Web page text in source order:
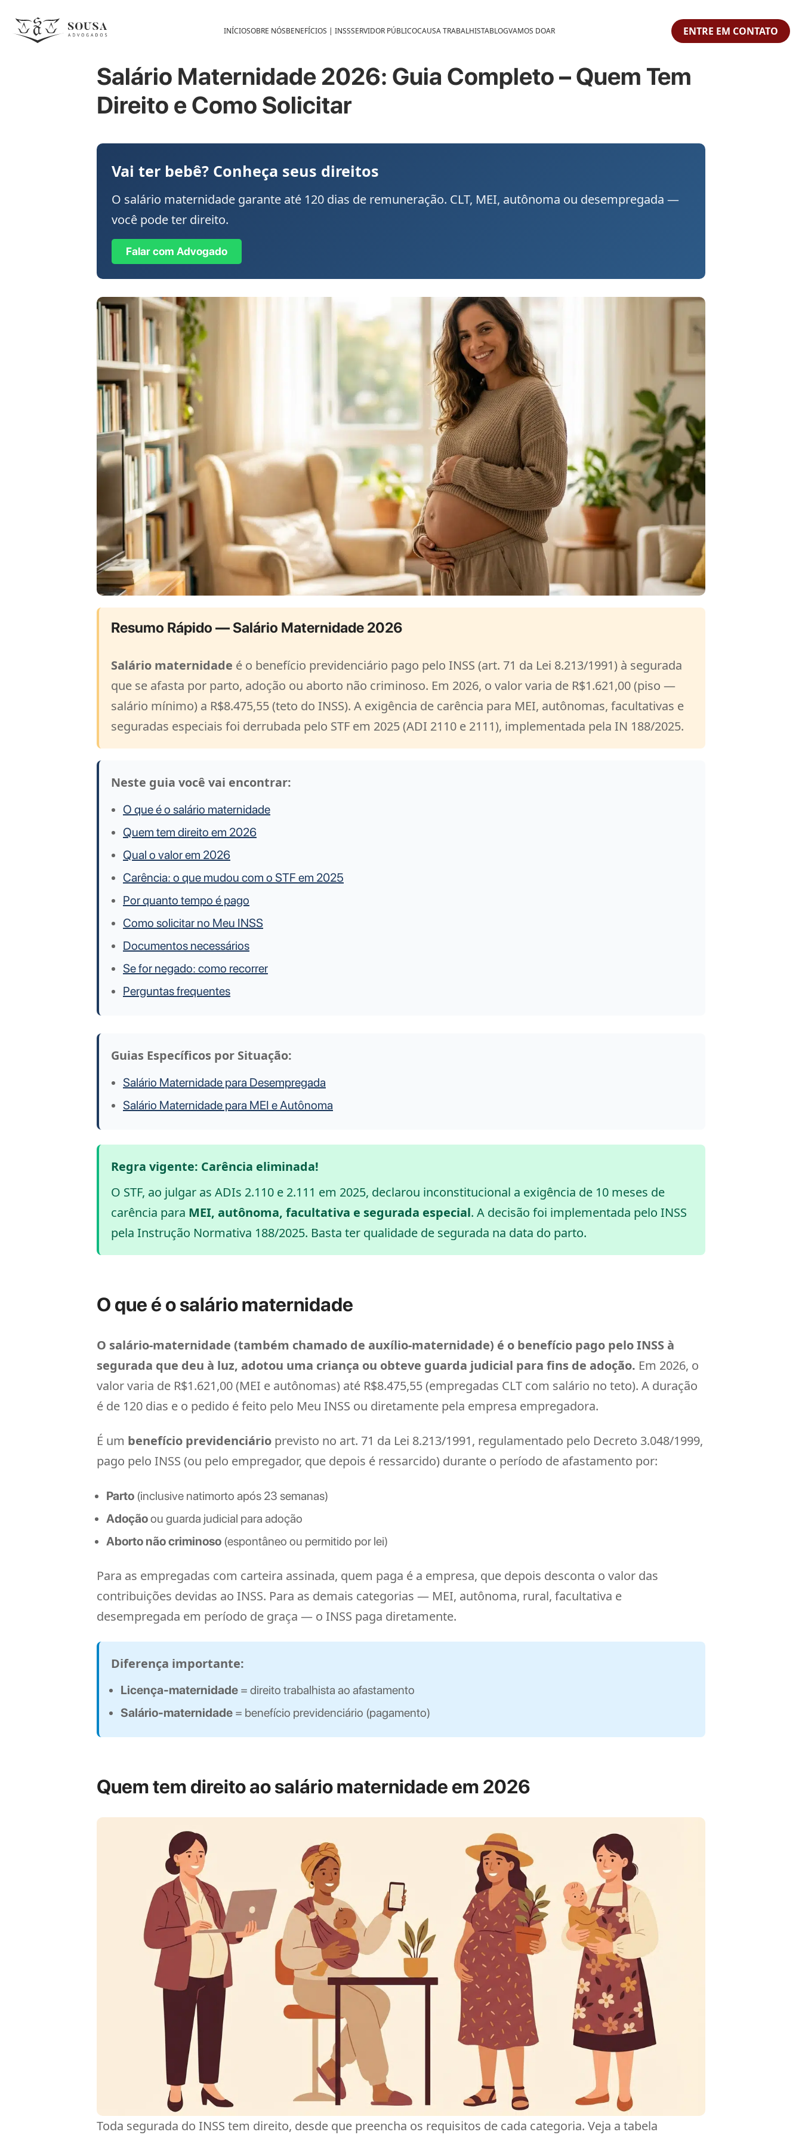
INÍCIOSOBRE NÓSBENEFÍCIOS | INSSSERVIDOR PÚBLICOCAUSA TRABALHISTABLOGVAMOS DOAR ENTRE EM CONTATO
Salário Maternidade 2026: Guia Completo – Quem Tem
Direito e Como Solicitar
Vai ter bebê? Conheça seus direitos
O salário maternidade garante até 120 dias de remuneração. CLT, MEI, autônoma ou desempregada —
você pode ter direito.
Falar com Advogado
Resumo Rápido — Salário Maternidade 2026
Salário maternidade é o benefício previdenciário pago pelo INSS (art. 71 da Lei 8.213/1991) à segurada
que se afasta por parto, adoção ou aborto não criminoso. Em 2026, o valor varia de R$1.621,00 (piso —
salário mínimo) a R$8.475,55 (teto do INSS). A exigência de carência para MEI, autônomas, facultativas e
seguradas especiais foi derrubada pelo STF em 2025 (ADI 2110 e 2111), implementada pela IN 188/2025.
Neste guia você vai encontrar:
O que é o salário maternidade
Quem tem direito em 2026
Qual o valor em 2026
Carência: o que mudou com o STF em 2025
Por quanto tempo é pago
Como solicitar no Meu INSS
Documentos necessários
Se for negado: como recorrer
Perguntas frequentes
Guias Específicos por Situação:
Salário Maternidade para Desempregada
Salário Maternidade para MEI e Autônoma
Regra vigente: Carência eliminada!
O STF, ao julgar as ADIs 2.110 e 2.111 em 2025, declarou inconstitucional a exigência de 10 meses de
carência para MEI, autônoma, facultativa e segurada especial. A decisão foi implementada pelo INSS
pela Instrução Normativa 188/2025. Basta ter qualidade de segurada na data do parto.
O que é o salário maternidade
O salário-maternidade (também chamado de auxílio-maternidade) é o benefício pago pelo INSS à
segurada que deu à luz, adotou uma criança ou obteve guarda judicial para fins de adoção. Em 2026, o
valor varia de R$1.621,00 (MEI e autônomas) até R$8.475,55 (empregadas CLT com salário no teto). A duração
é de 120 dias e o pedido é feito pelo Meu INSS ou diretamente pela empresa empregadora.
É um benefício previdenciário previsto no art. 71 da Lei 8.213/1991, regulamentado pelo Decreto 3.048/1999,
pago pelo INSS (ou pelo empregador, que depois é ressarcido) durante o período de afastamento por:
Parto (inclusive natimorto após 23 semanas)
Adoçãoou guarda judicial para adoção
Aborto não criminoso (espontâneo ou permitido por lei)
Para as empregadas com carteira assinada, quem paga é a empresa, que depois desconta o valor das
contribuições devidas ao INSS. Para as demais categorias — MEI, autônoma, rural, facultativa e
desempregada em período de graça — o INSS paga diretamente.
Diferença importante:
Licença-maternidade = direito trabalhista ao afastamento
Salário-maternidade = benefício previdenciário (pagamento)
Quem tem direito ao salário maternidade em 2026
Toda segurada do INSS tem direito, desde que preencha os requisitos de cada categoria. Veja a tabela